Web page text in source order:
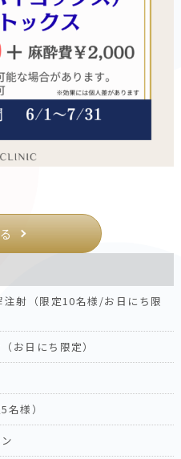
射（限定10名様/お日にち限
お日にち限定）
様）